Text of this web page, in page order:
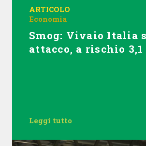
ARTICOLO
Economia
Smog: Vivaio Italia
attacco, a rischio
Leggi tutto